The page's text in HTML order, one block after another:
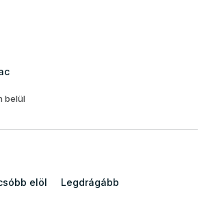
belül
elöl Legdrágább